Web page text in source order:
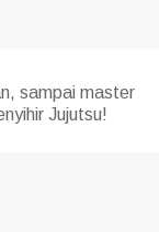
sampai master
Jujutsu!